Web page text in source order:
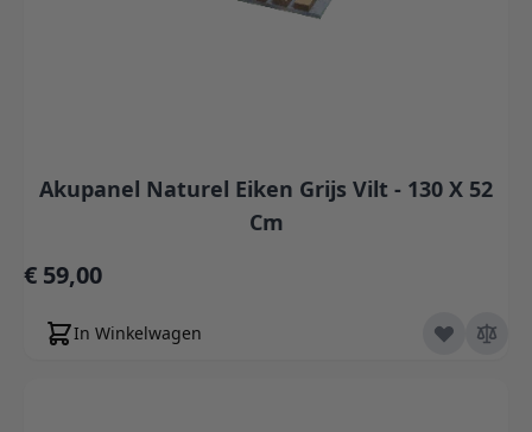
Akupanel Naturel Eiken Grijs Vilt - 130 X 52
Cm
€ 59,00
In Winkelwagen